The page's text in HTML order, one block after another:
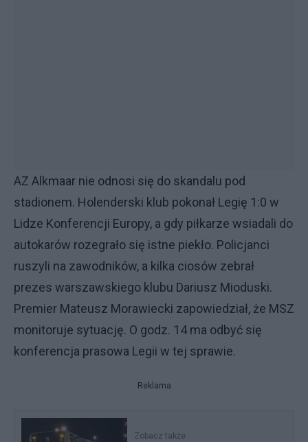
AZ Alkmaar nie odnosi się do skandalu pod
stadionem. Holenderski klub pokonał Legię 1:0 w
Lidze Konferencji Europy, a gdy piłkarze wsiadali do
autokarów rozegrało się istne piekło. Policjanci
ruszyli na zawodników, a kilka ciosów zebrał
prezes warszawskiego klubu Dariusz Mioduski.
Premier Mateusz Morawiecki zapowiedział, że MSZ
monitoruje sytuację. O godz. 14 ma odbyć się
konferencja prasowa Legii w tej sprawie.
Reklama
Zobacz także